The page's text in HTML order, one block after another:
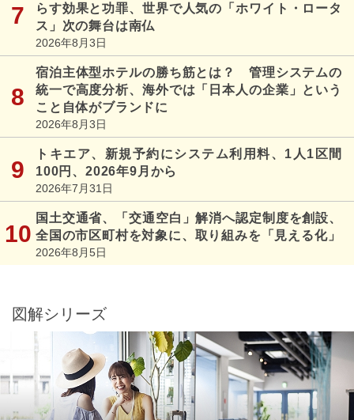
らす効果と功罪、世界で人気の「ホワイト・ロータ
ス」次の舞台は南仏
2026年8月3日
宿泊主体型ホテルの勝ち筋とは？ 管理システムの
統一で高度分析、海外では「日本人の企業」という
こと自体がブランドに
2026年8月3日
トキエア、新規予約にシステム利用料、1人1区間
100円、2026年9月から
2026年7月31日
国土交通省、「交通空白」解消へ認定制度を創設、
全国の市区町村を対象に、取り組みを「見える化」
2026年8月5日
図解シリーズ